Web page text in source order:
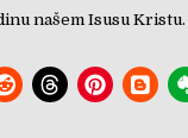
našem Isusu Kristu.